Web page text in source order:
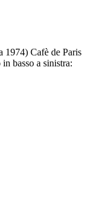
1974) Cafè de Paris
basso a sinistra: